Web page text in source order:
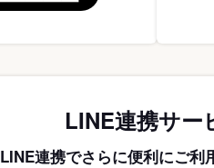
LINE連携サー
LINE連携でさらに便利にご利